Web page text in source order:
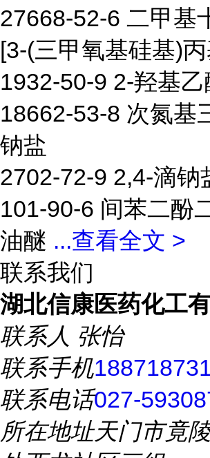
27668-52-6 二甲基
[3-(三甲氧基硅基)
1932-50-9 2-羟基乙
18662-53-8 次氮基
钠盐
2702-72-9 2,4-滴钠
101-90-6 间苯二酚
油醚 ...查看全文 >
联系我们
湖北信康医药化工
联系人 张怡
联系手机
联系电话027-
所在地址天门市竟